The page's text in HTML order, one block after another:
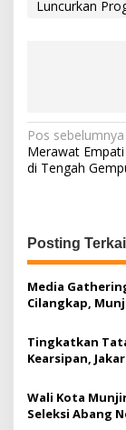
Luncurkan
N
a
g
a
s
p
o
s
Pos sebelumnya
Merawat Empati
di Tengah
Posting
Media
Cilangkap,
Pembangunan
Optimalisasi
Pascakebakaran
Tingkatkan
Kearsipan,
Penyusutan
di Seluruh
Kelurahan
Wali Kota
Seleksi Abang